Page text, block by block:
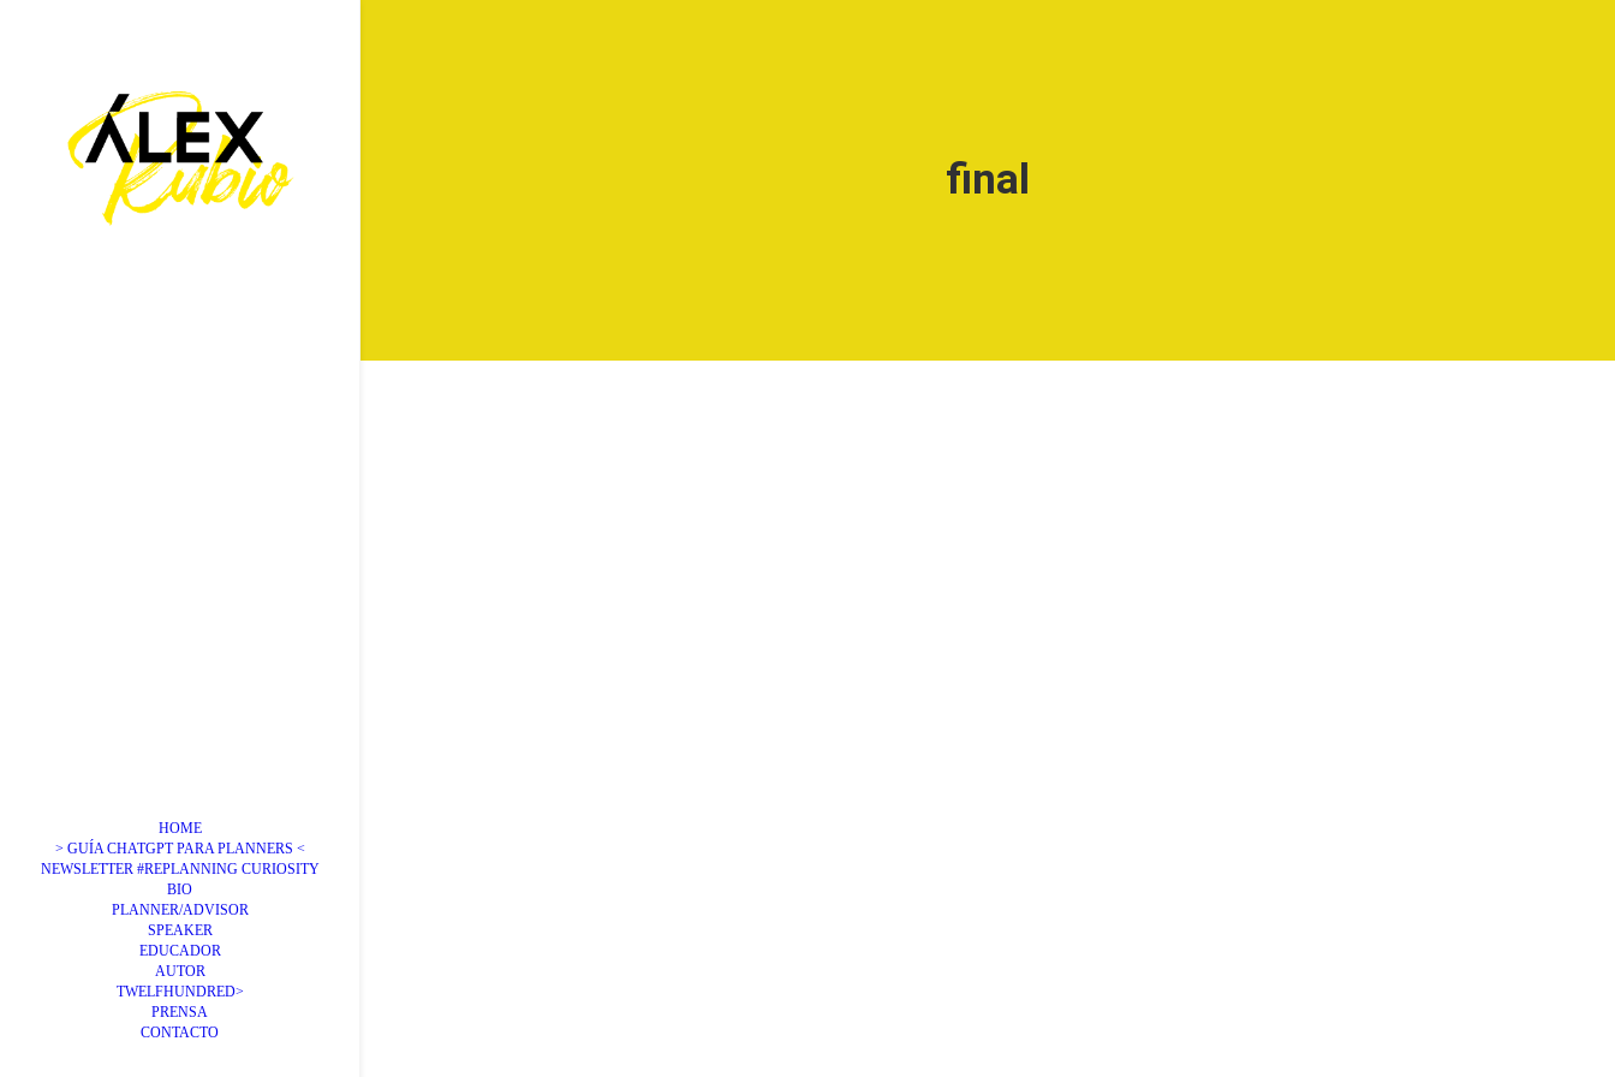
HOME
> GUÍA CHATGPT PARA PLANNERS <
NEWSLETTER #REPLANNING CURIOSITY
BIO
PLANNER/ADVISOR
SPEAKER
EDUCADOR
AUTOR
TWELFHUNDRED>
PRENSA
CONTACTO
final